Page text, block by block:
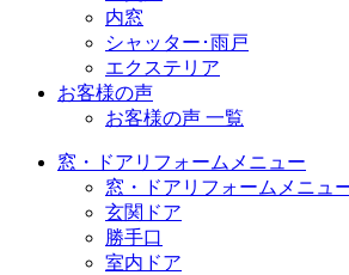
内窓
シャッター･雨戸
エクステリア
お客様の声
お客様の声 一覧
窓・ドアリフォームメニュー
窓・ドアリフォームメニュ
玄関ドア
勝手口
室内ドア